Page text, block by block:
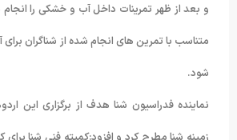
و بعد از ظهر تمرینات داخل آب و خشکی را
متناسب با تمرین های انجام شده از شناگران برای
شود.
نماینده فدراسیون شنا هدف از برگزاری این